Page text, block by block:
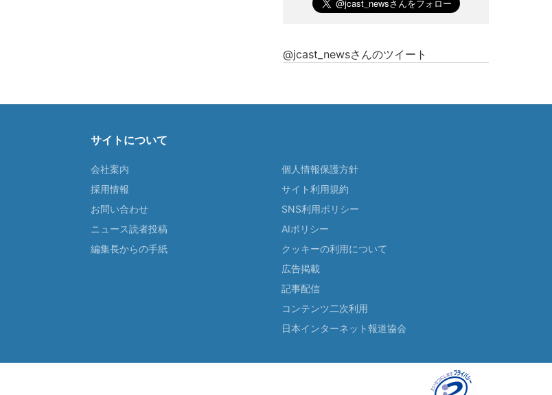
@jcast_newsさんのツイート
サイトについて
会社案内
採用情報
お問い合わせ
ニュース読者投稿
編集長からの手紙
個人情報保護方針
サイト利用規約
SNS利用ポリシー
AIポリシー
クッキーの利用について
広告掲載
記事配信
コンテンツ二次利用
日本インターネット報道協会